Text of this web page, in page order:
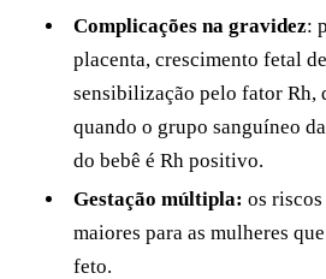
Complicações na gravidez:
placenta, crescimento fetal
sensibilização pelo fator Rh,
quando o grupo sanguíneo
do bebê é Rh positivo.
Gestação múltipla: os
maiores para as mulheres
feto.